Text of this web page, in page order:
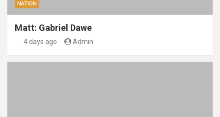
NATION
Matt: Gabriel Dawe
4 days ago Admin